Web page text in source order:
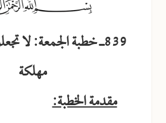
839ـ خطبة الجمعة: لا
مهلكة
مقدمة الخطبة: